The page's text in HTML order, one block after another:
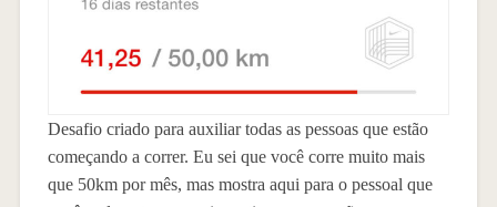
Desafio criado para auxiliar todas as pessoas que estão
começando a correr. Eu sei que você corre muito mais
que 50km por mês, mas mostra aqui para o pessoal que